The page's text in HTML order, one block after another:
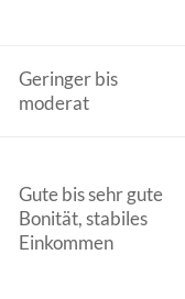
Geringer bis
moderat
Gute bis sehr gute
Bonität, stabiles
Einkommen